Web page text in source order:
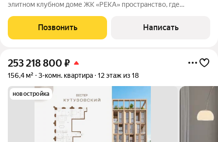
элитном клубном доме ЖК «РЕКА» пространство, где
тишины и природы за окном. Окна выходят на разные стороны
света, в квартире много воздуха и
Позвонить Написать
253 218 800 ₽
156,4 м² 3-комн. квартира 12 этаж из 18
новостройка